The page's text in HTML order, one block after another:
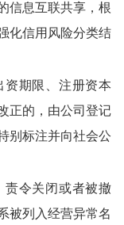
信息互联共享，根
化信用风险分类结
期限、注册资本
正的，由公司登记
别标注并向社会公
令关闭或者被撤
被列入经营异常名